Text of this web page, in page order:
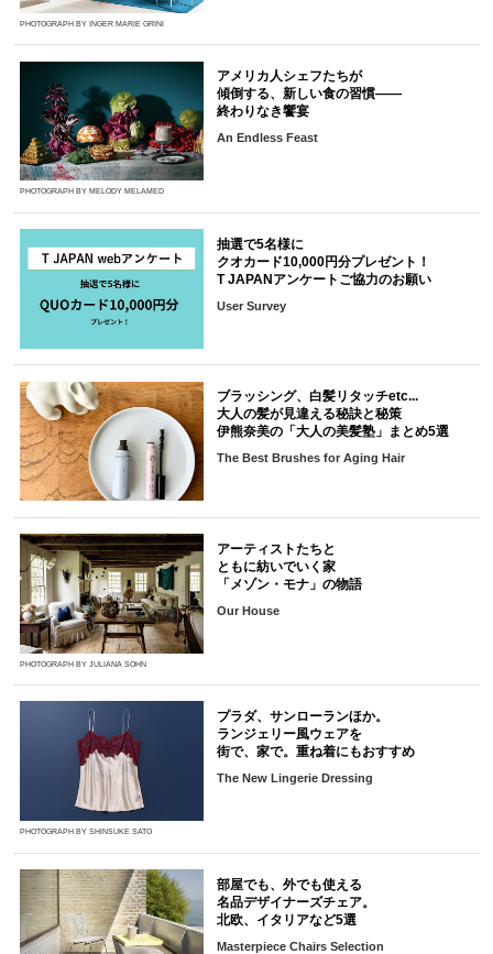
PHOTOGRAPH BY INGER MARIE GRINI
PHOTOGRAPH BY MELODY MELAMED
アメリカ人シェフたちが
傾倒する、新しい食の習慣――
終わりなき饗宴
An Endless Feast
抽選で5名様に
クオカード10,000円分プレゼント！
T JAPANアンケートご協力のお願い
User Survey
ブラッシング、白髪リタッチetc...
大人の髪が見違える秘訣と秘策
伊熊奈美の「大人の美髪塾」まとめ5選
The Best Brushes for Aging Hair
PHOTOGRAPH BY JULIANA SOHN
アーティストたちと
ともに紡いでいく家
「メゾン・モナ」の物語
Our House
PHOTOGRAPH BY SHINSUKE SATO
プラダ、サンローランほか。
ランジェリー風ウェアを
街で、家で。重ね着にもおすすめ
The New Lingerie Dressing
部屋でも、外でも使える
名品デザイナーズチェア。
北欧、イタリアなど5選
Masterpiece Chairs Selection